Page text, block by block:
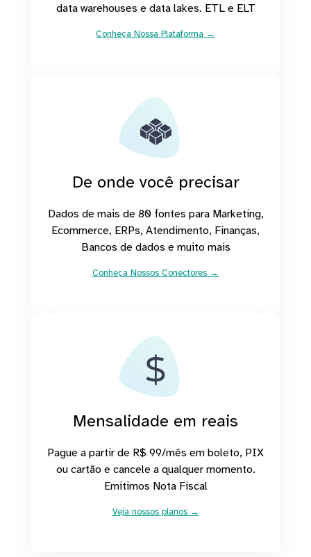
data warehouses e data lakes. ETL e ELT
Conheça Nossa Plataforma →
De onde você precisar
Dados de mais de 80 fontes para Marketing,
Ecommerce, ERPs, Atendimento, Finanças,
Bancos de dados e muito mais
Conheça Nossos Conectores →
Mensalidade em reais
Pague a partir de R$ 99/mês em boleto, PIX
ou cartão e cancele a qualquer momento.
Emitimos Nota Fiscal
Veja nossos planos →